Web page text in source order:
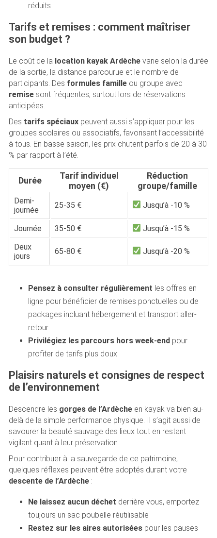
réduits
Tarifs et remises : comment maîtriser
son budget ?
Le coût de la location kayak Ardèchevarie selon la durée
de la sortie, la distance parcourue et le nombre de
participants. Des formules familleou groupe avec
remisesont fréquentes, surtout lors de réservations
anticipées.
Des tarifs spéciauxpeuvent aussi s’appliquer pour les
groupes scolaires ou associatifs, favorisant l’accessibilité
à tous. En basse saison, les prix chutent parfois de 20 à 30
% par rapport à l’été.
Durée
Tarif individuel
moyen (€)
Réduction
groupe/famille
Demi-
journée
25-35 € Jusqu’à -10 %
Journée 35-50 €
Jusqu’à -15 %
Deux
jours
65-80 € Jusqu’à -20 %
Pensez à consulter régulièrement les offres en
ligne pour bénéficier de remises ponctuelles ou de
packages incluant hébergement et transport aller-
retour
Privilégiez les parcours hors week-endpour
profiter de tarifs plus doux
Plaisirs naturels et consignes de respect
de l’environnement
Descendre les gorges de l’Ardècheen kayak va bien au-
delà de la simple performance physique. Il s’agit aussi de
savourer la beauté sauvage des lieux tout en restant
vigilant quant à leur préservation.
Pour contribuer à la sauvegarde de ce patrimoine,
quelques réflexes peuvent être adoptés durant votre
descente de l’Ardèche:
Ne laissez aucun déchet derrière vous, emportez
toujours un sac poubelle réutilisable
Restez sur les aires autoriséespour les pauses